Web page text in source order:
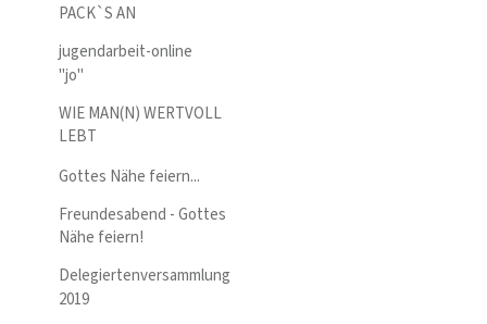
PACK`S AN
jugendarbeit-online
"jo"
WIE MAN(N) WERTVOLL
LEBT
Gottes Nähe feiern...
Freundesabend - Gottes
Nähe feiern!
Delegiertenversammlung
2019